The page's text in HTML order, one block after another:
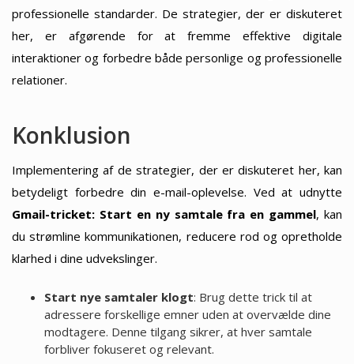
professionelle standarder. De strategier, der er diskuteret
her, er afgørende for at fremme effektive digitale
interaktioner og forbedre både personlige og professionelle
relationer.
Konklusion
Implementering af de strategier, der er diskuteret her, kan
betydeligt forbedre din e-mail-oplevelse. Ved at udnytte
Gmail-tricket: Start en ny samtale fra en gammel, kan
du strømline kommunikationen, reducere rod og opretholde
klarhed i dine udvekslinger.
Start nye samtaler klogt: Brug dette trick til at
adressere forskellige emner uden at overvælde dine
modtagere. Denne tilgang sikrer, at hver samtale
forbliver fokuseret og relevant.